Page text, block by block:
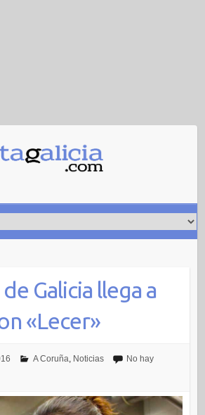
Galicia llega a
«Lecer»
A Coruña Noticias
No hay